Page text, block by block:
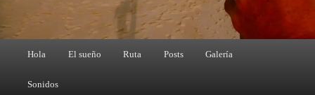
Hola
El sueño Ruta Posts Galería
Sonidos